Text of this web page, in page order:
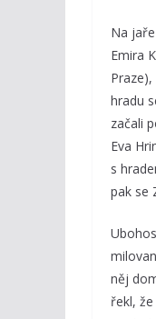
Na
Emira
hradu
začali
Eva
s
pak se
něj
řekl,